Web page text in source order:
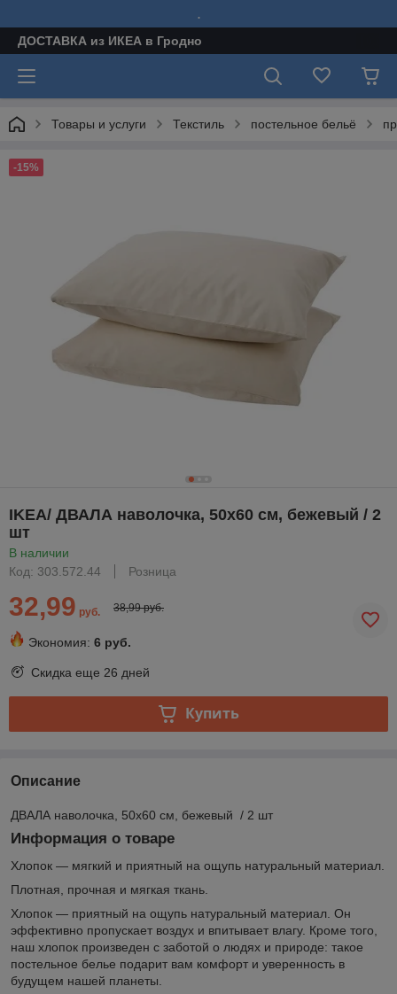
.
ДОСТАВКА из ИКЕА в Гродно
Товары и услуги Текстиль постельное бельё
-15%
IKEA/ ДВАЛА наволочка, 50x60 см, бежевый / 2
шт
В наличии
Код: 303.572.44
Розница
32,99 руб. 38,99 руб.
Экономия: 6 руб.
Скидка еще 26 дней
Купить
Описание
ДВАЛА наволочка, 50x60 см, бежевый / 2 шт
Информация о товаре
Хлопок — мягкий и приятный на ощупь натуральный материал.
Плотная, прочная и мягкая ткань.
Хлопок — приятный на ощупь натуральный материал. Он
эффективно пропускает воздух и впитывает влагу. Кроме того,
наш хлопок произведен с заботой о людях и природе: такое
постельное белье подарит вам комфорт и уверенность в
будущем нашей планеты.